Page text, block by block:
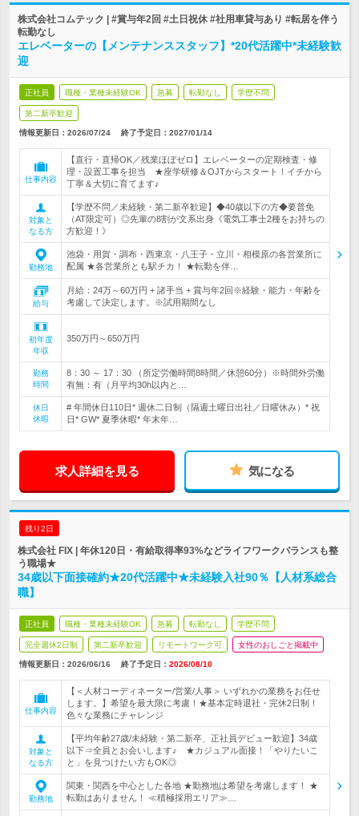
株式会社コムテック | #賞与年2回 #土日祝休 #社用車貸与あり #転居を伴う
転勤なし
エレベーターの【メンテナンススタッフ】*20代活躍中*未経験歓
迎
正社員 職種・業種未経験OK 急募 転勤なし 学歴不問
第二新卒歓迎
情報更新日：2026/07/24 終了予定日： 2027/01/14
仕事内容
【直行・直帰OK／残業ほぼゼロ】エレベーターの定期検査・修
理・設置工事を担当 ★座学研修＆OJTからスタート！イチから
丁寧＆大切に育てます♪
対象と
なる方
【学歴不問／未経験・第二新卒歓迎】◆40歳以下の方◆要普免
（AT限定可）◎先輩の8割が文系出身《電気工事士2種をお持ちの
方歓迎！》
勤務地
池袋・用賀・調布・西東京・八王子・立川・相模原の各営業所に
配属 ★各営業所とも駅チカ！ ★転勤を伴…
給与
月給：24万～60万円 + 諸手当 + 賞与年2回※経験・能力・年齢を
考慮して決定します。※試用期間なし
初年度
年収
350万円～650万円
勤務
時間
8：30 ～ 17：30 （所定労働時間8時間／休憩60分）※時間外労働
有無：有（月平均30h以内と…
休日
休暇
# 年間休日110日* 週休二日制（隔週土曜日出社／日曜休み）* 祝
日* GW* 夏季休暇* 年末年…
求人詳細を見る 気になる
残り2日
株式会社 FIX | 年休120日・有給取得率93%などライフワークバランスも整
う職場★
34歳以下面接確約★20代活躍中★未経験入社90％【人材系総合
職】
正社員 職種・業種未経験OK 急募 転勤なし 学歴不問
完全週休2日制 第二新卒歓迎 リモートワーク可 女性のおしごと掲載中
情報更新日：2026/06/16 終了予定日： 2026/08/10
仕事内容
【＜人材コーディネーター/営業/人事＞ いずれかの業務をお任せ
します。】希望を最大限に考慮！★基本定時退社・完休2日制！
色々な業務にチャレンジ
対象と
なる方
【平均年齢27歳/未経験・第二新卒、正社員デビュー歓迎】34歳
以下⇒全員とお会いします♪ ★カジュアル面接！「やりたいこ
と」を見つけたい方もOK◎
勤務地
関東・関西を中心とした各地 ★勤務地は希望を考慮します！ ★
転勤はありません！ ≪積極採用エリア≫…